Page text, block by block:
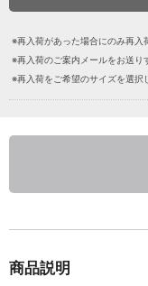
※再入荷があった場合にのみ再入
※再入荷のご案内メールをお送り
※再入荷をご希望のサイズを選択
商品説明